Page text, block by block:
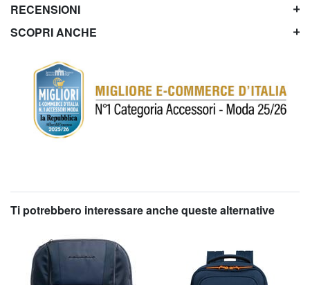
RECENSIONI
SCOPRI ANCHE
Ti potrebbero interessare anche queste alternative